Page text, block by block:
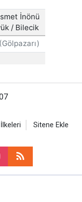
Sitene Ekle